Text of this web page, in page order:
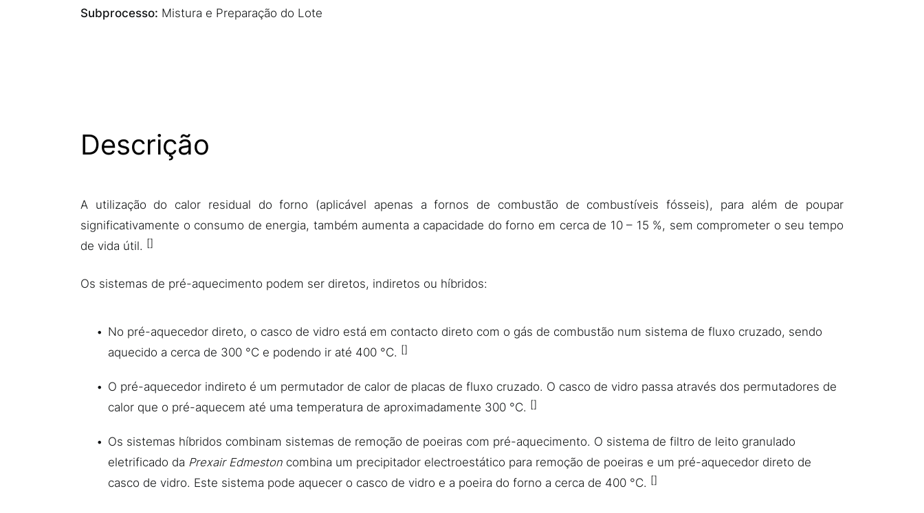
Subprocesso: Mistura e Preparação do Lote
Descrição
A utilização do calor residual do forno (aplicável apenas a fornos de combustão de combustíveis fósseis), para além de poupar
significativamente o consumo de energia, também aumenta a capacidade do forno em cerca de 10 – 15 %, sem comprometer o seu tempo
de vida útil.
Os sistemas de pré-aquecimento podem ser diretos, indiretos ou híbridos:
No pré-aquecedor direto, o casco de vidro está em contacto direto com o gás de combustão num sistema de fluxo cruzado, sendo
aquecido a cerca de 300 °C e podendo ir até 400 °C.
O pré-aquecedor indireto é um permutador de calor de placas de fluxo cruzado. O casco de vidro passa através dos permutadores de
calor que o pré-aquecem até uma temperatura de aproximadamente 300 °C.
Os sistemas híbridos combinam sistemas de remoção de poeiras com pré-aquecimento. O sistema de filtro de leito granulado
eletrificado da Prexair Edmeston combina um precipitador electroestático para remoção de poeiras e um pré-aquecedor direto de
casco de vidro. Este sistema pode aquecer o casco de vidro e a poeira do forno a cerca de 400 °C.